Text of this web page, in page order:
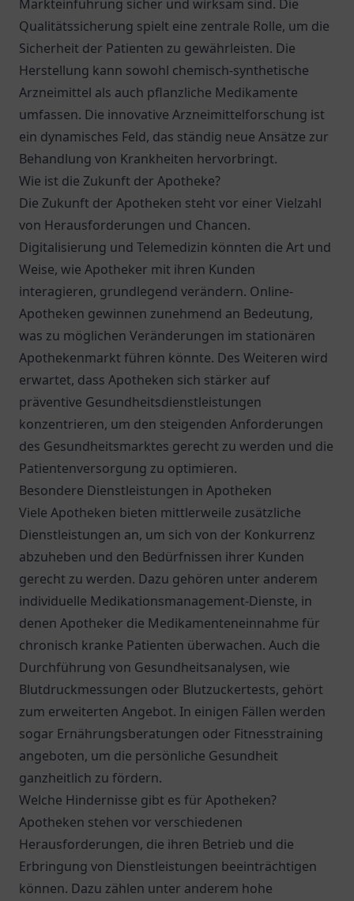
Markteinführung sicher und wirksam sind. Die
Qualitätssicherung spielt eine zentrale Rolle, um die
Sicherheit der Patienten zu gewährleisten. Die
Herstellung kann sowohl chemisch-synthetische
Arzneimittel als auch pflanzliche Medikamente
umfassen. Die innovative Arzneimittelforschung ist
ein dynamisches Feld, das ständig neue Ansätze zur
Behandlung von Krankheiten hervorbringt.
Wie ist die Zukunft der Apotheke?
Die Zukunft der Apotheken steht vor einer Vielzahl
von Herausforderungen und Chancen.
Digitalisierung und Telemedizin könnten die Art und
Weise, wie Apotheker mit ihren Kunden
interagieren, grundlegend verändern. Online-
Apotheken gewinnen zunehmend an Bedeutung,
was zu möglichen Veränderungen im stationären
Apothekenmarkt führen könnte. Des Weiteren wird
erwartet, dass Apotheken sich stärker auf
präventive Gesundheitsdienstleistungen
konzentrieren, um den steigenden Anforderungen
des Gesundheitsmarktes gerecht zu werden und die
Patientenversorgung zu optimieren.
Besondere Dienstleistungen in Apotheken
Viele Apotheken bieten mittlerweile zusätzliche
Dienstleistungen an, um sich von der Konkurrenz
abzuheben und den Bedürfnissen ihrer Kunden
gerecht zu werden. Dazu gehören unter anderem
individuelle Medikationsmanagement-Dienste, in
denen Apotheker die Medikamenteneinnahme für
chronisch kranke Patienten überwachen. Auch die
Durchführung von Gesundheitsanalysen, wie
Blutdruckmessungen oder Blutzuckertests, gehört
zum erweiterten Angebot. In einigen Fällen werden
sogar Ernährungsberatungen oder Fitnesstraining
angeboten, um die persönliche Gesundheit
ganzheitlich zu fördern.
Welche Hindernisse gibt es für Apotheken?
Apotheken stehen vor verschiedenen
Herausforderungen, die ihren Betrieb und die
Erbringung von Dienstleistungen beeinträchtigen
können. Dazu zählen unter anderem hohe